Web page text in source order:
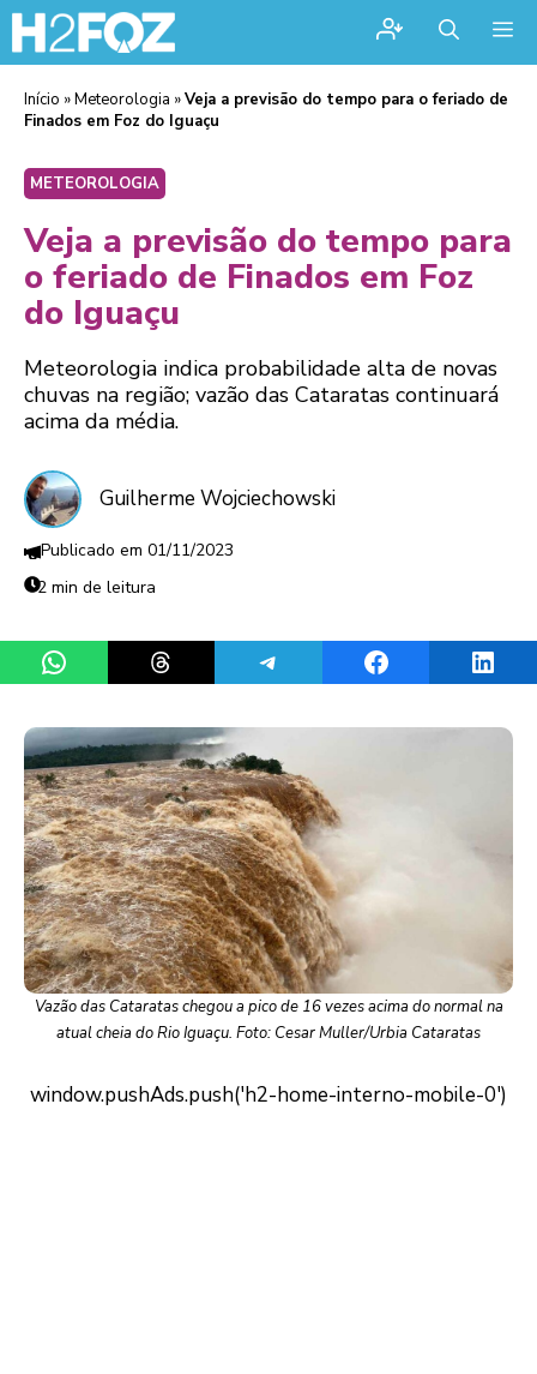
Início »Meteorologia »Veja a previsão do tempo para o feriado de
Finados em Foz do Iguaçu
METEOROLOGIA
Veja a previsão do tempo para
o feriado de Finados em Foz
do Iguaçu
Meteorologia indica probabilidade alta de novas
chuvas na região; vazão das Cataratas continuará
acima da média.
Guilherme Wojciechowski
01/11/2023
2 min de leitura
Share on WhatsAppShare on ThreadsShare on TelegramShare on Facebook
Vazão das Cataratas chegou a pico de 16 vezes acima do normal na
atual cheia do Rio Iguaçu. Foto: Cesar Muller/Urbia Cataratas